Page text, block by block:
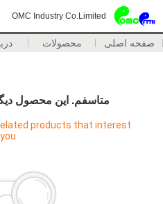
OMC Industry Co.Limited
صفحه اصلی محصولات
متاسفم. اين محصول
products that interest
you